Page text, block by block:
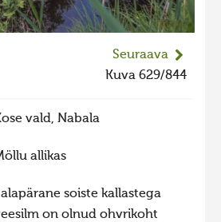
lisä
2021
2020
Seuraava
Kuva 629/844
vald, Nabala
allikas
soiste kallastega
on olnud ohvrikoht